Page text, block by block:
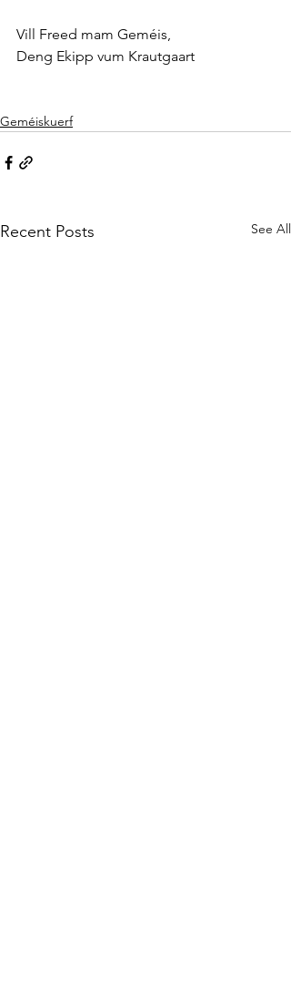
Vill Freed mam Geméis,
Deng Ekipp vum Krautgaart
Geméiskuerf
Recent Posts See All